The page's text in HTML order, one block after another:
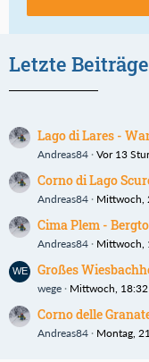
Letzte Beiträge
Lago di Lares -
Andreas84 Vor 13
Corno di Lago
Andreas84 Mittwoch,
Cima Plem -
Andreas84 Mittwoch,
Großes
wege Mittwoch, 18:32
Corno delle
Andreas84 Montag,